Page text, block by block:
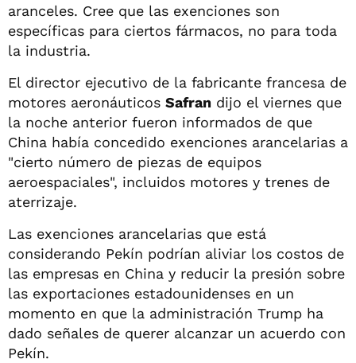
aranceles. Cree que las exenciones son
específicas para ciertos fármacos, no para toda
la industria.
El director ejecutivo de la fabricante francesa de
motores aeronáuticos Safran dijo el viernes que
la noche anterior fueron informados de que
China había concedido exenciones arancelarias a
"cierto número de piezas de equipos
aeroespaciales", incluidos motores y trenes de
aterrizaje.
Las exenciones arancelarias que está
considerando Pekín podrían aliviar los costos de
las empresas en China y reducir la presión sobre
las exportaciones estadounidenses en un
momento en que la administración Trump ha
dado señales de querer alcanzar un acuerdo con
Pekín.